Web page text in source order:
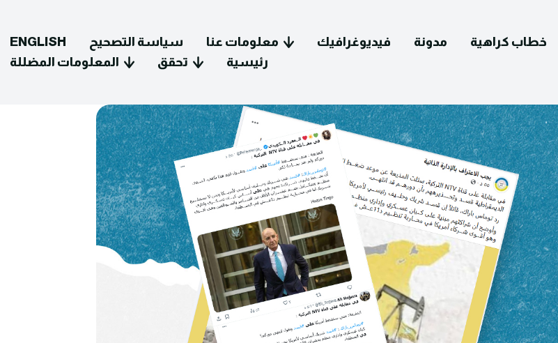
ENGLISH سياسة التصحيح معلومات عنا فيديوغرافيك مدونة خطاب كراهية
المعلومات المضللة
تحقق رئيسية